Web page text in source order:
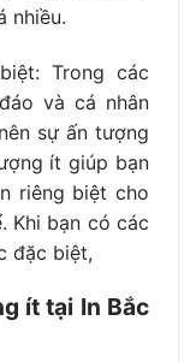
nhiều.
Trong các
và cá nhân
sự ấn tượng
ít giúp bạn
riêng biệt cho
Khi bạn có các
đặc biệt,
ít tại In Bắc